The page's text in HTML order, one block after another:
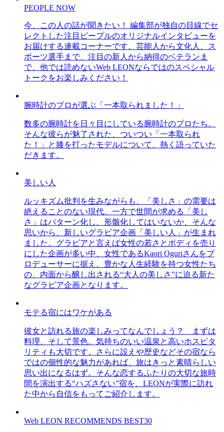
PEOPLE NOW
今、この人の話が聞きたい！ 編集部が独自の目線でセ
レクトした注目ピープルのオリジナルインタビューを
お届けする連載コーナーです。芸能人から文化人、ス
ポーツ選手まで、注目の新人から納得のベテランま
で、他では読めないWeb LEONならではのスペシャル
トークをお楽しみください！
腕時計のプロが選ぶ「一本取られました！」
数多の腕時計を日々目にしている腕時計のプロたち。
そんな彼らが魅了された、ついつい「一本取られ
た！」と膝を打ったモデルについて、熱く語っていた
だきます。
美しい人
ルッキズム批判を生みながらも、「美しさ」の需要は
絶えることのない現代。一方で世間が求める「美し
さ」はパターン化し、形骸化してはいないか、そんな
思いから、新しいグラビア企画「美しい人」が生まれ
ました。グラビアと言えば女性の若さとボディを売り
にした企画が多い中、女性であるKaori Oguriさんをプ
ロデューサーに据え、豊かな人生経験を持つ女性たち
の、内面から醸し出される“大人の美しさ”に迫る新た
なグラビア企画となります。
モテる宿にはワケがある
彼女と訪れる旅の楽しみってなんでしょう？ まずは
料理、そして景色。気持ちのいい温泉と高いホスピタ
リティも大切です。さらに設えや歴史などその宿なら
ではの個性的な魅力があれば、旅はきっと素晴らしい
思い出になるはず。そんな恋するふたりの大切な旅時
間を演出する“ハズさない”宿を、LEONが実際に訪れ
た中から自信をもってご紹介します。
Web LEON RECOMMENDS BEST30